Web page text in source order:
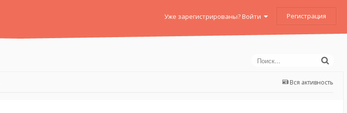
Уже зарегистрированы? Войти Регистрация
Вся активность